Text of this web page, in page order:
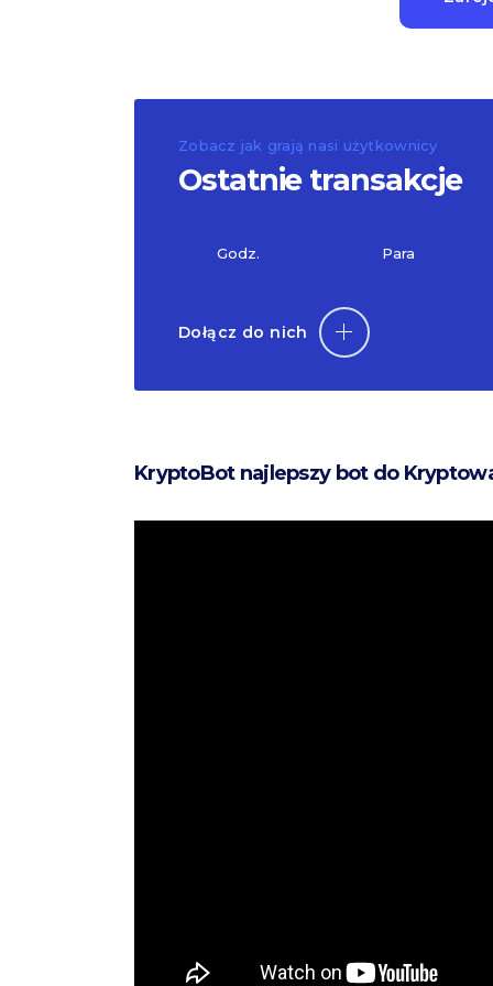
Zobacz jak grają nasi użytkownicy
Ostatnie transakcje
Godz. Para
Dołącz do nich
KryptoBot najlepszy bot do